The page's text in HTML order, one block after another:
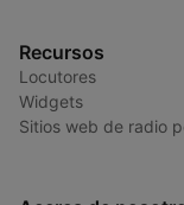
Recursos
Locutores
Widgets
Sitios web de radio